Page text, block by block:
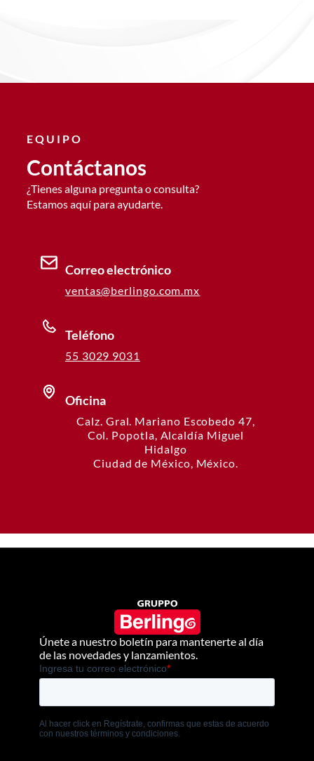
EQUIPO
Contáctanos
¿Tienes alguna pregunta o consulta?
Estamos aquí para ayudarte.
Correo electrónico
ventas@berlingo.com.mx
Teléfono
55 3029 9031
Oficina
Calz. Gral. Mariano Escobedo 47,
Col. Popotla, Alcaldía Miguel
Hidalgo
Ciudad de México, México.
Únete a nuestro boletín para mantenerte al día
de las novedades y lanzamientos.